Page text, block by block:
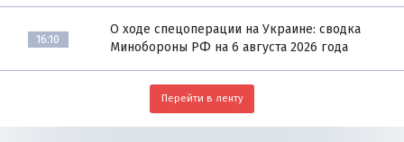
16:10
О ходе спецоперации на Украине: сводка
Минобороны РФ на 6 августа 2026 года
Перейти в ленту